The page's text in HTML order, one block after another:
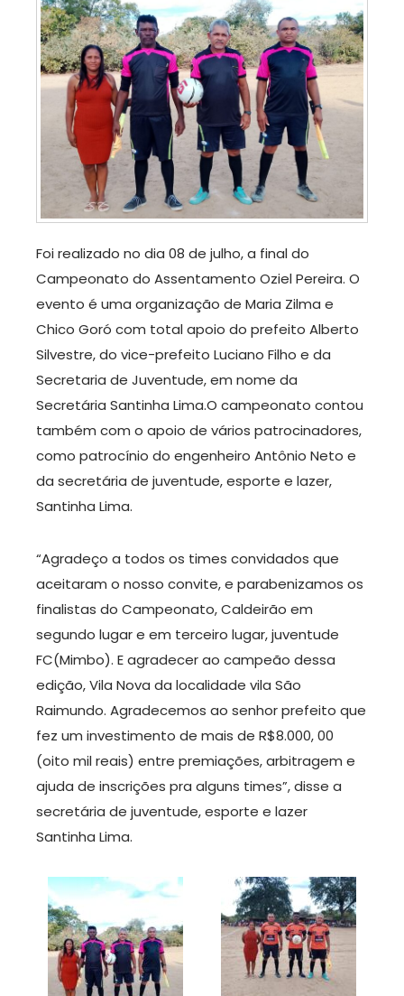
Foi realizado no dia 08 de julho, a final do
Campeonato do Assentamento Oziel Pereira. O
evento é uma organização de Maria Zilma e
Chico Goró com total apoio do prefeito Alberto
Silvestre, do vice-prefeito Luciano Filho e da
Secretaria de Juventude, em nome da
Secretária Santinha Lima.O campeonato contou
também com o apoio de vários patrocinadores,
como patrocínio do engenheiro Antônio Neto e
da secretária de juventude, esporte e lazer,
Santinha Lima.
“Agradeço a todos os times convidados que
aceitaram o nosso convite, e parabenizamos os
finalistas do Campeonato, Caldeirão em
segundo lugar e em terceiro lugar, juventude
FC(Mimbo). E agradecer ao campeão dessa
edição, Vila Nova da localidade vila São
Raimundo. Agradecemos ao senhor prefeito que
fez um investimento de mais de R$8.000, 00
(oito mil reais) entre premiações, arbitragem e
ajuda de inscrições pra alguns times”, disse a
secretária de juventude, esporte e lazer
Santinha Lima.